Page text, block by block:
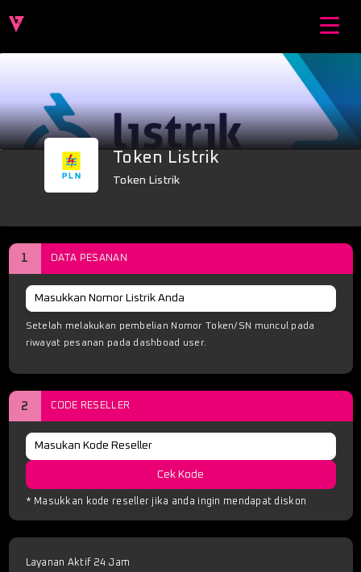
Token Listrik
Token Listrik
1 DATA PESANAN
Setelah melakukan pembelian Nomor Token/SN muncul pada
riwayat pesanan pada dashboad user.
2 CODE RESELLER
Cek Kode
* Masukkan kode reseller jika anda ingin mendapat diskon
Layanan Aktif 24 Jam